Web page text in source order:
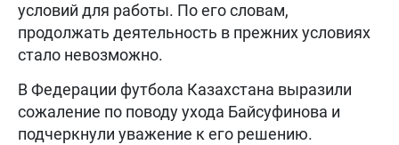
условий для работы. По его словам,
продолжать деятельность в прежних условиях
стало невозможно.
В Федерации футбола Казахстана выразили
сожаление по поводу ухода Байсуфинова и
подчеркнули уважение к его решению.